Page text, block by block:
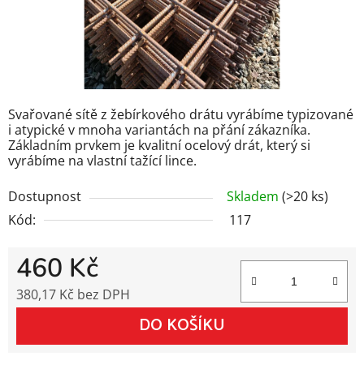
Svařované sítě z žebírkového drátu vyrábíme typizované
i atypické v mnoha variantách na přání zákazníka.
Základním prvkem je kvalitní ocelový drát, který si
vyrábíme na vlastní tažící lince.
Dostupnost
Skladem (>20 ks)
Kód:
117
460 Kč
380,17 Kč bez DPH
DO KOŠÍKU